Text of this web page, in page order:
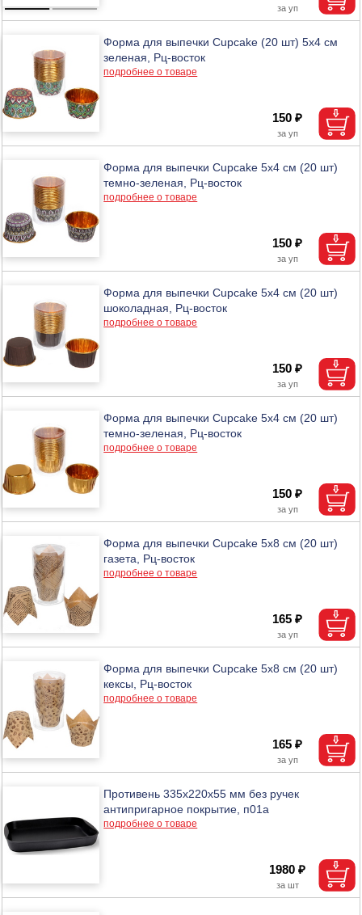
Форма для выпечки Сupcake (20 шт) 5х4 см
зеленая, Рц-восток
подробнее о товаре
150 ₽
Форма для выпечки Сupcake 5х4 см (20 шт)
темно-зеленая, Рц-восток
подробнее о товаре
150 ₽
Форма для выпечки Сupcake 5х4 см (20 шт)
шоколадная, Рц-восток
подробнее о товаре
150 ₽
Форма для выпечки Сupcake 5х4 см (20 шт)
темно-зеленая, Рц-восток
подробнее о товаре
150 ₽
Форма для выпечки Сupcake 5х8 см (20 шт)
газета, Рц-восток
подробнее о товаре
165 ₽
Форма для выпечки Сupcake 5х8 см (20 шт)
кексы, Рц-восток
подробнее о товаре
165 ₽
Противень 335х220х55 мм без ручек
антипригарное покрытие, п01а
подробнее о товаре
1980 ₽